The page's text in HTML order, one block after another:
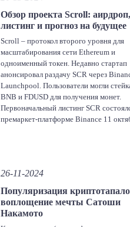
Facebook
TwitterVK
Отправить
Обзор проекта Scroll: аирдроп,
листинг и прогноз на будущее
Scroll – протокол второго уровня для
масштабирования сети Ethereum и
одноименный токен. Недавно стартап
анонсировал раздачу SCR через
Launchpool. Пользователи могли
BNB и FDUSD для получения монет.
Первоначальный листинг SCR
премаркет-платформе Binance 11
Facebook
Отправить
26-11-2024
Популяризация
воплощение мечты Сатоши
Накамото